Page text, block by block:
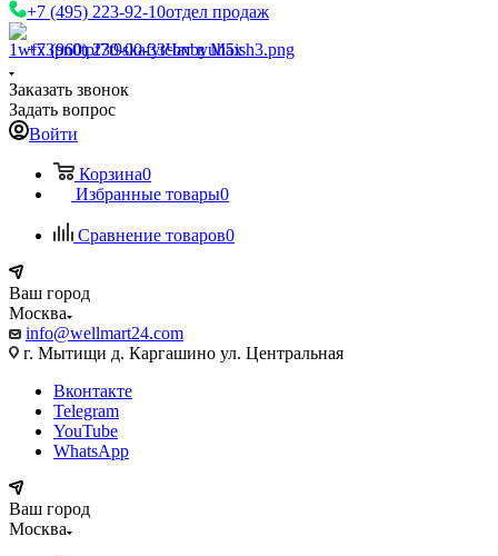
+7 (495) 223-92-10отдел продаж
+7 (960) 230-00-33Чат в Max
Заказать звонок
Задать вопрос
Войти
Корзина0
Избранные товары0
Сравнение товаров0
Ваш город
Москва
info@wellmart24.com
г. Мытищи д. Каргашино ул. Центральная
Вконтакте
Telegram
YouTube
WhatsApp
Ваш город
Москва